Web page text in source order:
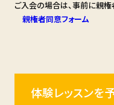
ご入会の場合は、事前に親権
親権者同意フォーム
体験レッスンを